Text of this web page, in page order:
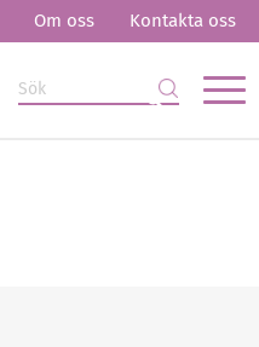
Om oss Kontakta oss